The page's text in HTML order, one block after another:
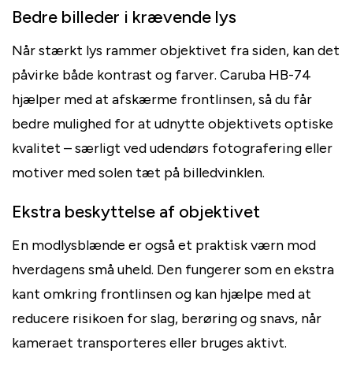
Bedre billeder i krævende lys
Når stærkt lys rammer objektivet fra siden, kan det
påvirke både kontrast og farver. Caruba HB-74
hjælper med at afskærme frontlinsen, så du får
bedre mulighed for at udnytte objektivets optiske
kvalitet – særligt ved udendørs fotografering eller
motiver med solen tæt på billedvinklen.
Ekstra beskyttelse af objektivet
En modlysblænde er også et praktisk værn mod
hverdagens små uheld. Den fungerer som en ekstra
kant omkring frontlinsen og kan hjælpe med at
reducere risikoen for slag, berøring og snavs, når
kameraet transporteres eller bruges aktivt.